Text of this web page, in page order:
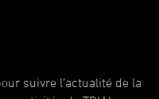
suivre l’actualité de la